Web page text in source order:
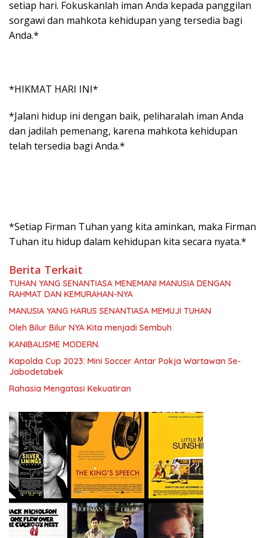
setiap hari. Fokuskanlah iman Anda kepada panggilan
sorgawi dan mahkota kehidupan yang tersedia bagi
Anda.*
*HIKMAT HARI INI*
*Jalani hidup ini dengan baik, peliharalah iman Anda
dan jadilah pemenang, karena mahkota kehidupan
telah tersedia bagi Anda.*
*Setiap Firman Tuhan yang kita aminkan, maka Firman
Tuhan itu hidup dalam kehidupan kita secara nyata.*
Berita Terkait
TUHAN YANG SENANTIASA MENEMANI MANUSIA DENGAN
RAHMAT DAN KEMURAHAN-NYA
MANUSIA YANG HARUS SENANTIASA MEMUJI TUHAN
Oleh Bilur Bilur NYA Kita menjadi Sembuh
KANIBALISME MODERN.
Kapolda Cup 2023: Mini Soccer Antar Pokja Wartawan Se-
Jabodetabek
Rahasia Mengatasi Kekuatiran